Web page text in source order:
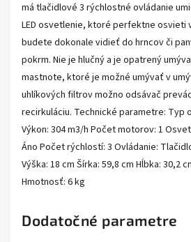
má tlačidlové 3 rýchlostné ovládanie
LED osvetlenie, ktoré perfektne osvieti
budete dokonale vidieť do hrncov či
pokrm. Nie je hlučný a je opatrený
mastnote, ktoré je možné umývať v
uhlíkových filtrov možno odsávač
recirkuláciu. Technické parametre: Typ
Výkon: 304 m3/h Počet motorov: 1
Áno Počet rýchlostí: 3 Ovládanie:
Výška: 18 cm Šírka: 59,8 cm Hĺbka: 30,2
Hmotnosť: 6 kg
Dodatočné parametre